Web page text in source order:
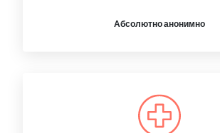
Абсолютно анонимно